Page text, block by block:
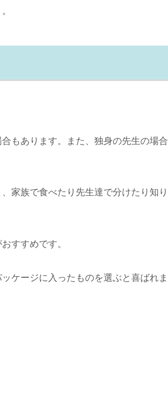
もあります。また、独身の先生の場合
家族で食べたり先生達で分けたり知り
おすすめです。
ケージに入ったものを選ぶと喜ばれま